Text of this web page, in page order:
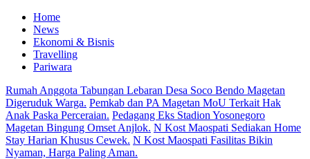
Home
News
Ekonomi & Bisnis
Travelling
Pariwara
Rumah Anggota Tabungan Lebaran Desa Soco Bendo Magetan
Digeruduk Warga. Pemkab dan PA Magetan MoU Terkait Hak
Anak Paska Perceraian. Pedagang Eks Stadion Yosonegoro
Magetan Bingung Omset Anjlok. N Kost Maospati Sediakan Home
Stay Harian Khusus Cewek. N Kost Maospati Fasilitas Bikin
Nyaman, Harga Paling Aman.